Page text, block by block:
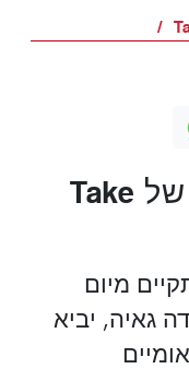
פסטיבל הראשימות של Take
מיום
גאיה, יביא
לאומיים